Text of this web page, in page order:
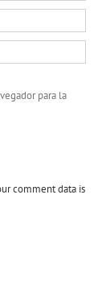
para la
comment data is